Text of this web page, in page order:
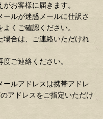
お客様に届きます。
ルが迷惑メールに仕訳さ
くご確認ください。
場合は、ご連絡いただけれ
ご連絡ください。
ルアドレスは携帯アドレ
アドレスをご指定いただけ